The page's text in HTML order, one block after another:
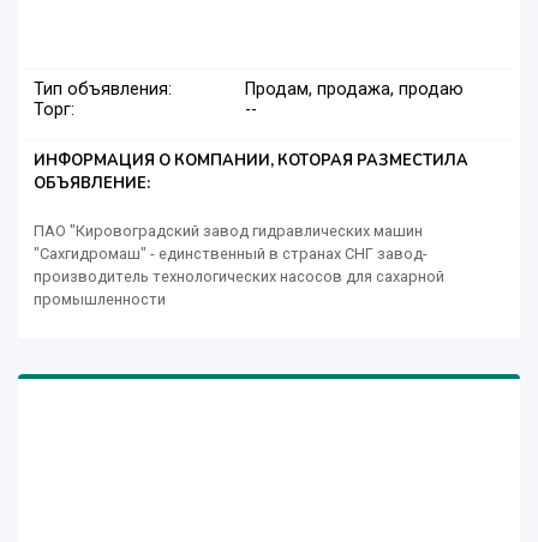
Тип объявления:
Продам, продажа, продаю
Торг:
--
ИНФОРМАЦИЯ О КОМПАНИИ, КОТОРАЯ РАЗМЕСТИЛА
ОБЪЯВЛЕНИЕ:
ПАО "Кировоградский завод гидравлических машин
"Сахгидромаш" - единственный в странах СНГ завод-
производитель технологических насосов для сахарной
промышленности